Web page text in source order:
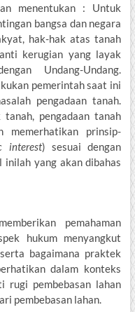
menentukan : Untuk
bangsa dan negara
hak-hak atas tanah
kerugian yang layak
Undang-Undang.
pemerintah saat ini
pengadaan tanah.
pengadaan tanah
memerhatikan prinsip-
interest) sesuai dengan
yang akan dibahas
pemahaman
hukum menyangkut
bagaimana praktek
dalam konteks
rugi pembebasan lahan
pembebasan lahan.